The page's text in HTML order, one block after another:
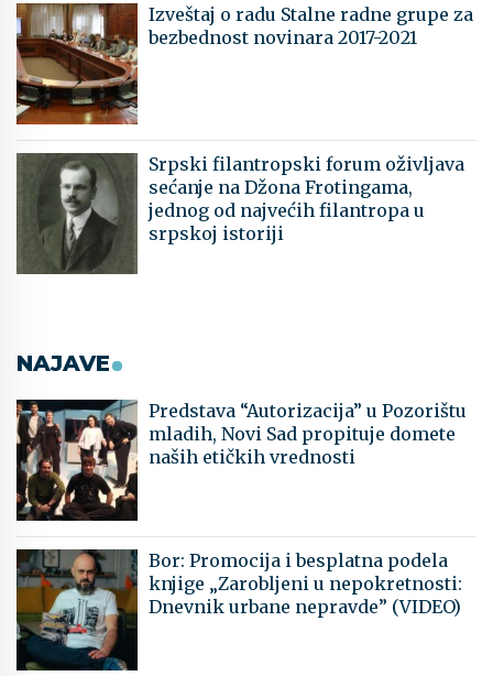
Izveštaj o radu Stalne radne grupe za
bezbednost novinara 2017-2021
Srpski filantropski forum oživljava
sećanje na Džona Frotingama,
jednog od najvećih filantropa u
srpskoj istoriji
NAJAVE
Predstava “Autorizacija” u Pozorištu
mladih, Novi Sad propituje domete
naših etičkih vrednosti
Bor: Promocija i besplatna podela
knjige „Zarobljeni u nepokretnosti:
Dnevnik urbane nepravde” (VIDEO)